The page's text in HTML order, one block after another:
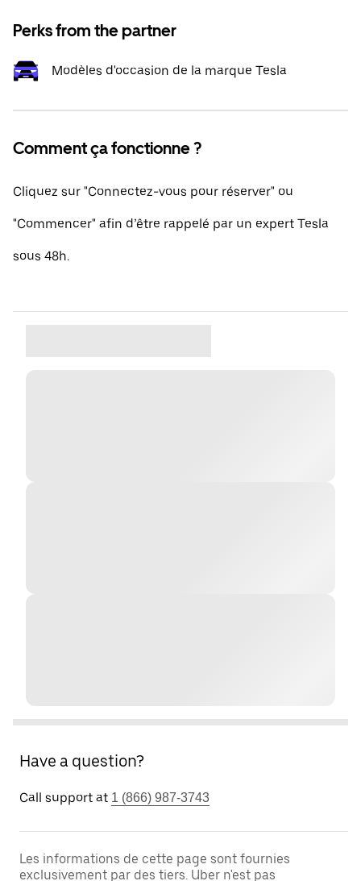
Perks from the partner
Modèles d'occasion de la marque Tesla
Comment ça fonctionne ?
Cliquez sur "Connectez-vous pour réserver" ou
"Commencer" afin d’être rappelé par un expert Tesla
sous 48h.
Have a question?
Call support at 1 (866) 987-3743
Les informations de cette page sont fournies
exclusivement par des tiers. Uber n'est pas